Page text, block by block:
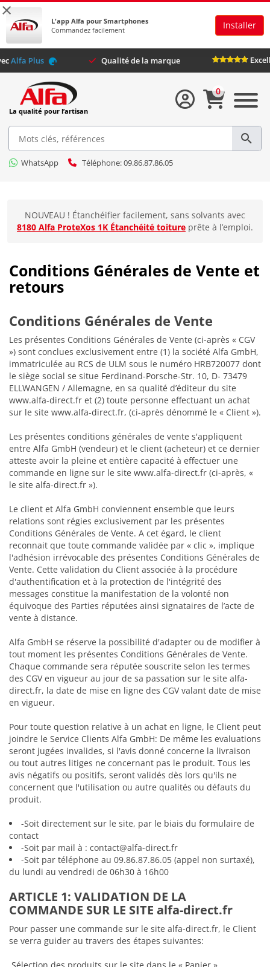
×
L'app Alfa pour Smartphones
Commandez facilement
Installer
exclusifs avec Alfa Plus Qualité de la marque
La qualité pour l’artisan
WhatsApp Téléphone: 09.86.87.86.05
0
NOUVEAU ! Étanchéifier facilement, sans solvants avec
8180 Alfa ProteXos 1K Étanchéité toiture prête à l’emploi.
Conditions Générales de Vente et
retours
Conditions Générales de Vente
Les présentes Conditions Générales de Vente (ci-après « CGV
») sont conclues exclusivement entre (1) la société Alfa GmbH,
immatriculée au RCS de ULM sous le numéro HRB720077 dont
le siège social se situe Ferdinand-Porsche-Str. 10, D- 73479
ELLWANGEN / Allemagne, en sa qualité d’éditeur du site
www.alfa-direct.fr et (2) toute personne effectuant un achat
sur le site www.alfa-direct.fr, (ci-après dénommé le « Client »).
Les présentes conditions générales de vente s'appliquent
entre Alfa GmbH (vendeur) et le client (acheteur) et ce dernier
atteste avoir la pleine et entière capacité à effectuer une
commande en ligne sur le site www.alfa-direct.fr (ci-après, «
le site alfa-direct.fr »).
Le client et Alfa GmbH conviennent ensemble que leurs
relations sont régies exclusivement par les présentes
Conditions Générales de Vente. A cet égard, le client
reconnait que toute commande validée par « clic », implique
l'adhésion irrévocable des présentes Conditions Générales de
Vente. Cette validation du Client associée à la procédure
d'authentification et à la protection de l'intégrité des
messages constitue la manifestation de la volonté non
équivoque des Parties réputées ainsi signataires de l’acte de
vente à distance.
Alfa GmbH se réserve la possibilité d'adapter ou de modifier à
tout moment les présentes Conditions Générales de Vente.
Chaque commande sera réputée souscrite selon les termes
des CGV en vigueur au jour de sa passation sur le site alfa-
direct.fr, la date de mise en ligne des CGV valant date de mise
en vigueur.
Pour toute question relative à un achat en ligne, le Client peut
joindre le Service Clients Alfa GmbH: De même les evaluations
seront jugées invalides, si l'avis donné concerne la livraison
ou tout autres litiges ne concernant pas le produit. Tous les
avis négatifs ou positifs, seront validés dès lors qu'ils ne
concernent que l'utilisation ou autre qualités ou défauts du
produit.
-Soit directement sur le site, par le biais du formulaire de
contact
-Soit par mail à : contact@alfa-direct.fr
-Soit par téléphone au 09.86.87.86.05 (appel non surtaxé),
du lundi au vendredi de 06h30 à 16h00
ARTICLE 1: VALIDATION DE LA
COMMANDE SUR LE SITE alfa-direct.fr
Pour passer une commande sur le site alfa-direct.fr, le Client
se verra guider au travers des étapes suivantes: